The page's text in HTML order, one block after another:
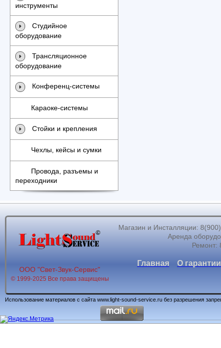
инструменты
Студийное
оборудование
Трансляционное
оборудование
Конференц-системы
Караоке-системы
Стойки и крепления
Чехлы, кейсы и сумки
Провода, разъемы и
переходники
Магазин и Инсталляции:
Аренда
Ремонт:
ООО "Свет-Звук-Сервис"
© 1999-2025 Все права защищены
Главная О гарантии
Использование материалов с сайта www.light-sound-service.ru без разрешения